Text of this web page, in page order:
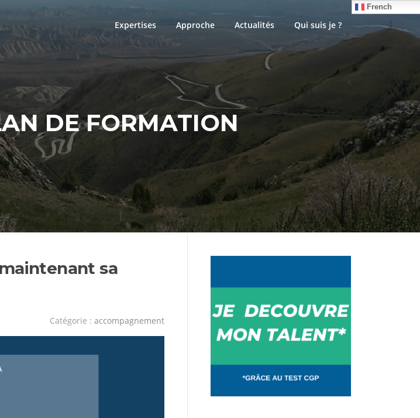
Expertises Approche Actualités Qui suis je ?
French
DE FORMATION
sa
Catégorie : accompagnement